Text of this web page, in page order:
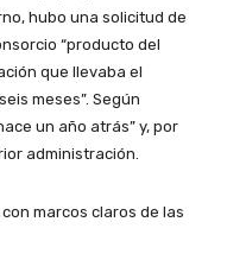
hubo una solicitud de
“producto del
que llevaba el
meses”. Según
un año atrás” y, por
administración.
marcos claros de las